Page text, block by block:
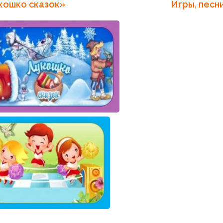
сказок» Игры, песни,